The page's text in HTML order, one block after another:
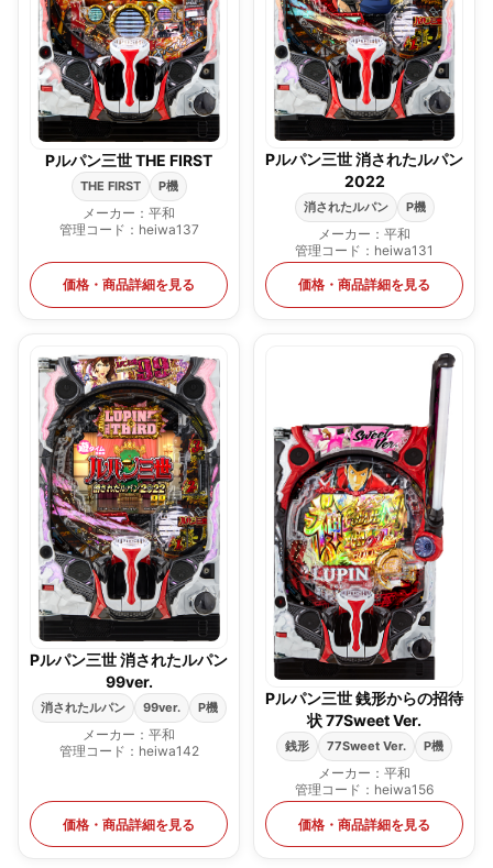
Pルパン三世 THE FIRST
THE FIRST P機
メーカー：平和
管理コード：heiwa137
価格・商品詳細を見る
Pルパン三世 消されたルパン
2022
消されたルパン P機
メーカー：平和
管理コード：heiwa131
価格・商品詳細を見る
Pルパン三世 消されたルパン
99ver.
消されたルパン 99ver. P機
メーカー：平和
管理コード：heiwa142
価格・商品詳細を見る
Pルパン三世 銭形からの招待
状 77Sweet Ver.
銭形 77Sweet Ver. P機
メーカー：平和
管理コード：heiwa156
価格・商品詳細を見る